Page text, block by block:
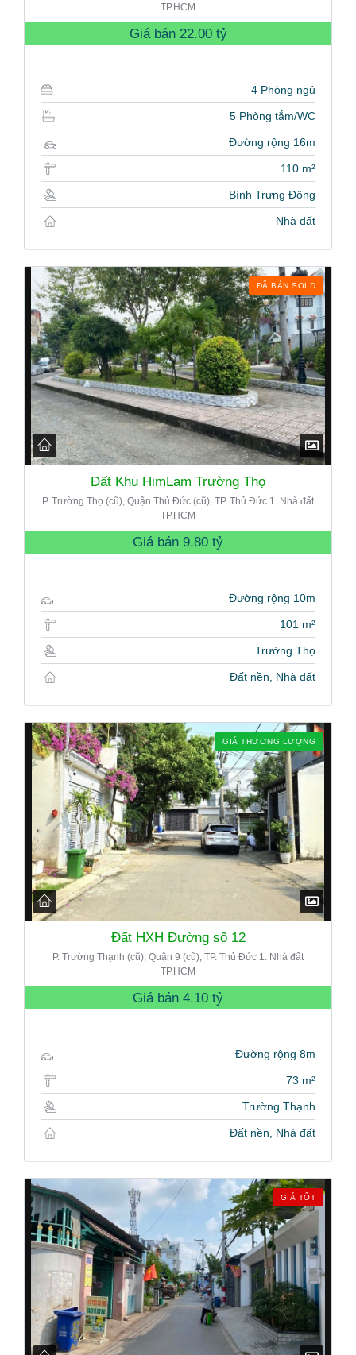
TP.HCM
Giá bán 22.00 tỷ
4 Phòng ngủ
5 Phòng tắm/WC
Đường rộng 16m
110 m²
Bình Trưng Đông
Nhà đất
ĐÃ BÁN SOLD
Đất Khu HimLam Trường Thọ
P. Trường Thọ (cũ), Quận Thủ Đức (cũ), TP. Thủ Đức 1. Nhà đất
TP.HCM
Giá bán 9.80 tỷ
Đường rộng 10m
101 m²
Trường Thọ
Đất nền, Nhà đất
GIÁ THƯƠNG LƯỢNG
Đất HXH Đường số 12
P. Trường Thạnh (cũ), Quận 9 (cũ), TP. Thủ Đức 1. Nhà đất
TP.HCM
Giá bán 4.10 tỷ
Đường rộng 8m
73 m²
Trường Thạnh
Đất nền, Nhà đất
GIÁ TỐT